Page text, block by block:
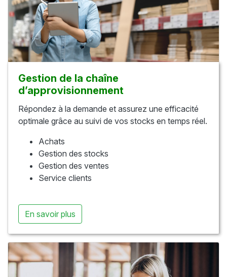
Gestion de la chaîne
d’approvisionnement
Répondez à la demande et assurez une efficacité
optimale grâce au suivi de vos stocks en temps réel.
Achats
Gestion des stocks
Gestion des ventes
Service clients
En savoir plus